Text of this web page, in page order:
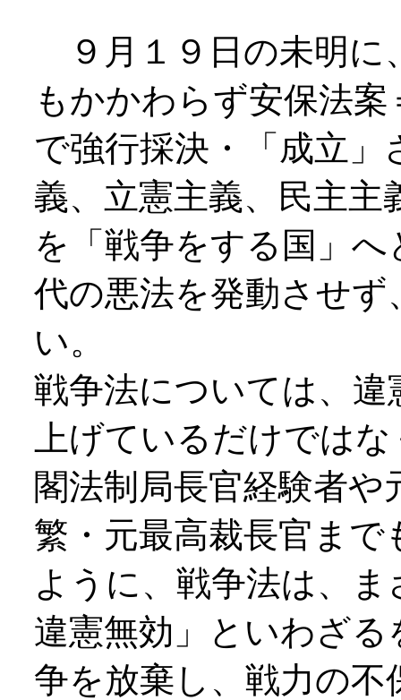
９月１９日の未明に
もかかわらず安保法
で強行採決・「成立
義、立憲主義、民主主
を「戦争をする国」
代の悪法を発動させ
い。
戦争法については、
上げているだけでは
閣法制局長官経験者
繁・元最高裁長官ま
ように、戦争法は、
違憲無効」といわざ
争を放棄し、戦力の